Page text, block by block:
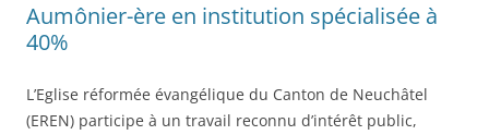
Aumônier-ère en institution spécialisée à
40%
L’Eglise réformée évangélique du Canton de Neuchâtel
(EREN) participe à un travail reconnu d’intérêt public,